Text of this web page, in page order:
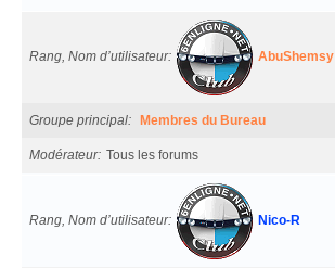
Rang, Nom d’utilisateur AbuShemsy
Groupe principal Membres du Bureau
Modérateur Tous les forums
Rang, Nom d’utilisateur Nico-R